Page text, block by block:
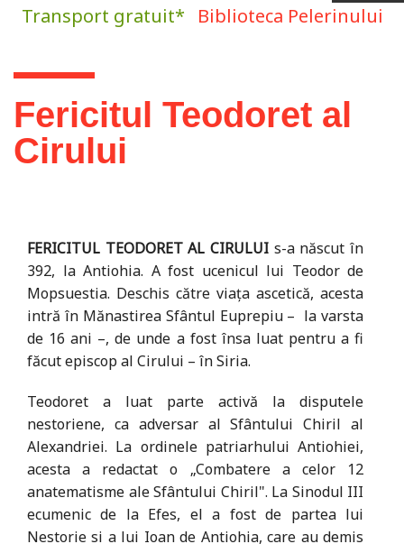
Transport gratuit* Biblioteca Pelerinului
Eşti aici
Fericitul Teodoret al
Cirului
FERICITUL TEODORET AL CIRULUI s-a născut în
392, la Antiohia. A fost ucenicul lui Teodor de
Mopsuestia. Deschis către viața ascetică, acesta
intră în Mănastirea Sfântul Euprepiu – la varsta
de 16 ani –, de unde a fost însa luat pentru a fi
făcut episcop al Cirului – în Siria.
Teodoret a luat parte activă la disputele
nestoriene, ca adversar al Sfântului Chiril al
Alexandriei. La ordinele patriarhului Antiohiei,
acesta a redactat o „Combatere a celor 12
anatematisme ale Sfântului Chiril". La Sinodul III
ecumenic de la Efes, el a fost de partea lui
Nestorie si a lui Ioan de Antiohia, care au demis